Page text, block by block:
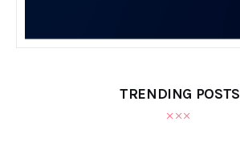
TRENDING POSTS